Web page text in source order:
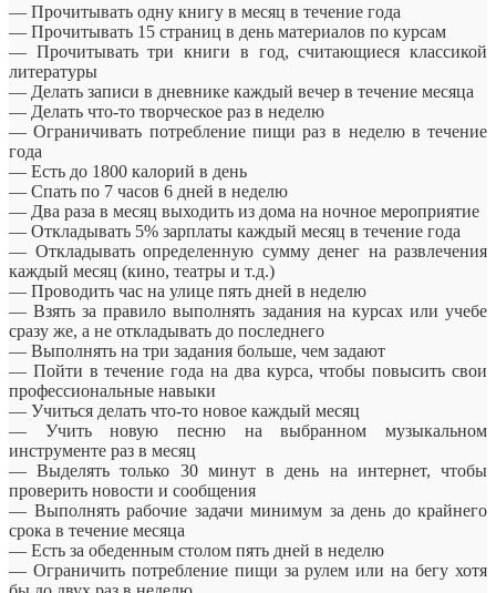
— Прочитывать одну книгу в месяц в течение года
— Прочитывать 15 страниц в день материалов по курсам
— Прочитывать три книги в год, считающиеся классикой
литературы
— Делать записи в дневнике каждый вечер в течение месяца
— Делать что-то творческое раз в неделю
— Ограничивать потребление пищи раз в неделю в течение
года
— Есть до 1800 калорий в день
— Спать по 7 часов 6 дней в неделю
— Два раза в месяц выходить из дома на ночное мероприятие
— Откладывать 5% зарплаты каждый месяц в течение года
— Откладывать определенную сумму денег на развлечения
каждый месяц (кино, театры и т.д.)
— Проводить час на улице пять дней в неделю
— Взять за правило выполнять задания на курсах или учебе
сразу же, а не откладывать до последнего
— Выполнять на три задания больше, чем задают
— Пойти в течение года на два курса, чтобы повысить свои
профессиональные навыки
— Учиться делать что-то новое каждый месяц
— Учить новую песню на выбранном музыкальном
инструменте раз в месяц
— Выделять только 30 минут в день на интернет, чтобы
проверить новости и сообщения
— Выполнять рабочие задачи минимум за день до крайнего
срока в течение месяца
— Есть за обеденным столом пять дней в неделю
— Ограничить потребление пищи за рулем или на бегу хотя